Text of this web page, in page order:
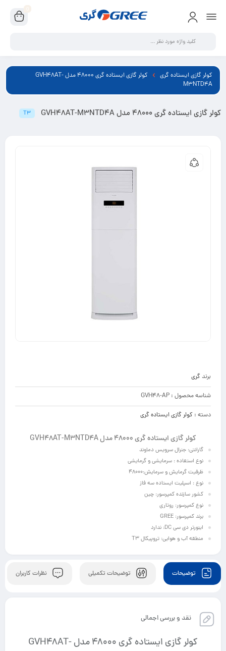
کولر گازی ایستاده گری
کولر گازی ایستاده گری 48000 مدل GVH48AT-
M3NTD4A
کولر گازی ایستاده گری 48000 مدل GVH48AT-M3NTD4A T3
برندگری
شناسه محصول : GVH48-AP
دسته : کولر گازی ایستاده گری
کولر گازی ایستاده گری 48000 مدل GVH48AT-M3NTD4A
گارانتی: جنرال سرویس دماوند
نوع استفاده : سرمایشی و گرمایشی
ظرفیت گرمایش و سرمایش:48000
نوع : اسپلیت ایستاده سه فاز
کشور سازنده کمپرسور: چین
نوع کمپرسور: روتاری
برند کمپرسور: GREE
اینورتر دی سی DC: ندارد
منطقه آب و هوایی: تروپیکال T3
توضیحات توضیحات تکمیلی نظرات کاربران
نقد و بررسی اجمالی
کولر گازی ایستاده گری 48000 مدل GVH48AT-